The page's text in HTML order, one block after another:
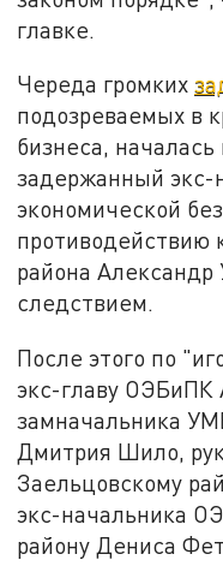
главке.
Череда громких
подозреваемых в
бизнеса, началась
задержанный экс-
экономической
противодействию
района Александр
следствием.
После этого по
экс-главу ОЭБиПК
замначальника
Дмитрия Шило,
Заельцовскому
экс-начальника
району Дениса